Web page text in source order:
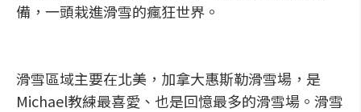
備，一頭栽進滑雪的瘋狂世界。
滑雪區域主要在北美，加拿大惠斯勒滑雪場，是
Michael教練最喜愛、也是回憶最多的滑雪場。滑雪